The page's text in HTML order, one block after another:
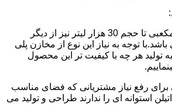
:
تولید مخازن پلی اتیلن مکعبی تا حجم 30 هزار لیتر نیز از دیگر
توجه به نیاز این نوع از مخازن پلی
تولید هر چه با کیفیت تر این محصول
برای رفع نیاز مشتریانی که فضای مناسب
استوانه ای را ندارند طراحی و تولید می